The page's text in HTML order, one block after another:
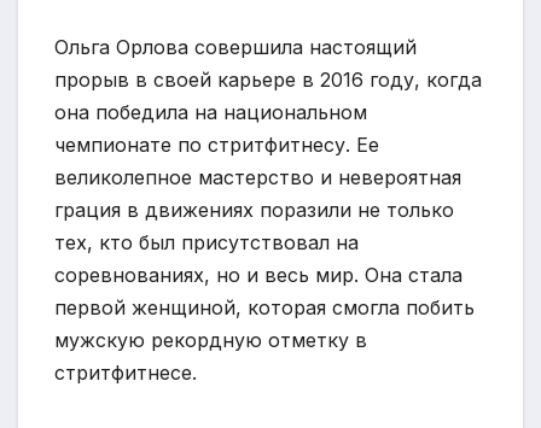
Ольга Орлова совершила настоящий
прорыв в своей карьере в 2016 году, когда
она победила на национальном
чемпионате по стритфитнесу. Ее
великолепное мастерство и невероятная
грация в движениях поразили не только
тех, кто был присутствовал на
соревнованиях, но и весь мир. Она стала
первой женщиной, которая смогла побить
мужскую рекордную отметку в
стритфитнесе.